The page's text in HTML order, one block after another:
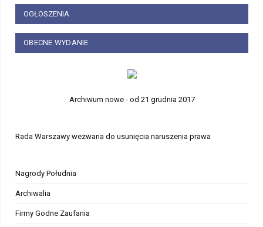
OGŁOSZENIA
OBECNE WYDANIE
Archiwum nowe - od 21 grudnia 2017
Rada Warszawy wezwana do usunięcia naruszenia prawa
Nagrody Południa
Archiwalia
Firmy Godne Zaufania